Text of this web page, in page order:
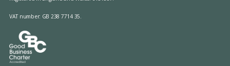
VAT number: GB 238 7714 35.